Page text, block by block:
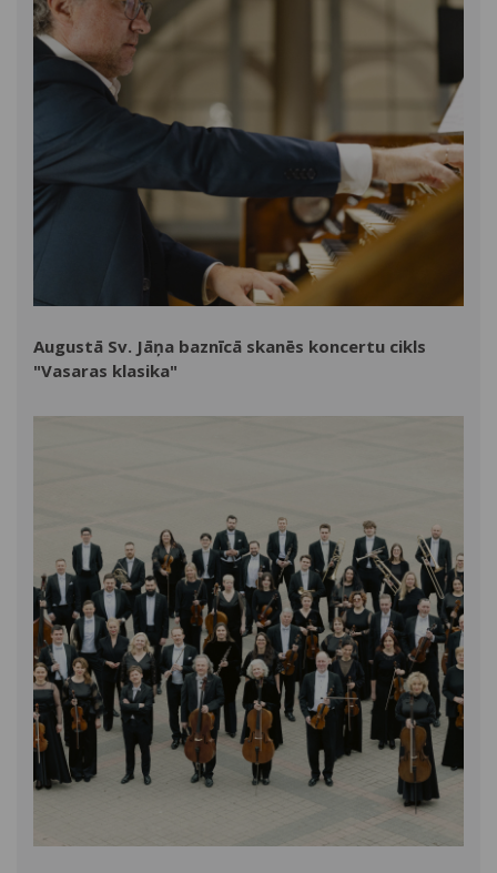
Augustā Sv. Jāņa baznīcā skanēs koncertu cikls
"Vasaras klasika"